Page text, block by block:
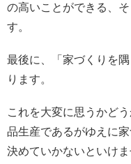
の高いことができる、
す。
最後に、「家づくりを
ります。
これを大変に思うかど
品生産であるがゆえに
決めていかないといけま